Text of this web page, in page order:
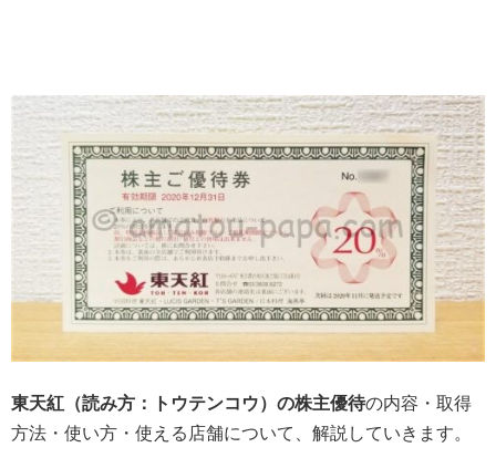
東天紅（読み方：トウテンコウ）の株主優待の内容・取得
方法・使い方・使える店舗について、解説していきます。